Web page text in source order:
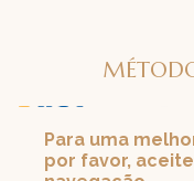
Para uma
por favor,